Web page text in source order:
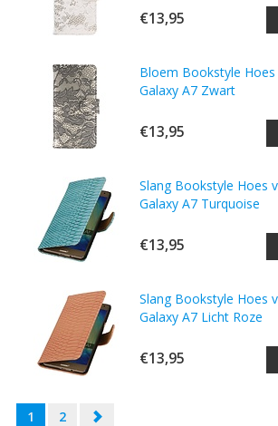
€13,95
Bloem Bookstyle
Galaxy A7 Zwart
€13,95
Slang Bookstyle Hoes
Galaxy A7 Turquoise
€13,95
Slang Bookstyle Hoes
Galaxy A7 Licht Roze
€13,95
1 2